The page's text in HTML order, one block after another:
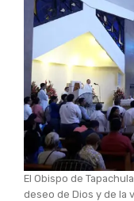
El Obispo de
deseo de Dios y de la